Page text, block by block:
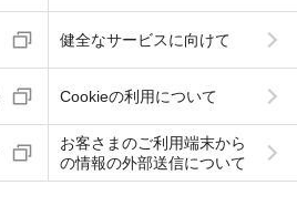
健全なサービスに向けて
Cookieの利用について
お客さまのご利用端末から
の情報の外部送信について